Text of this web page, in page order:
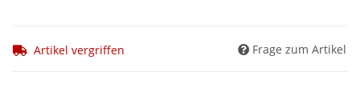
Artikel vergriffen Frage zum Artikel